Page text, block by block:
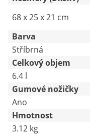
68 x 25 x 21 cm
Barva
Stříbrná
Celkový objem
6.4 l
Gumové nožičky
Ano
Hmotnost
3.12 kg